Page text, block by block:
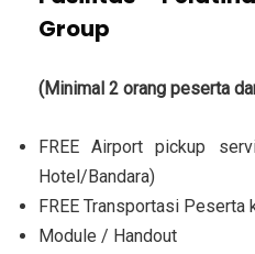
Group
(Minimal 2 orang peserta
FREE Airport pickup
Hotel/Bandara)
FREE Transportasi Peserta
Module / Handout